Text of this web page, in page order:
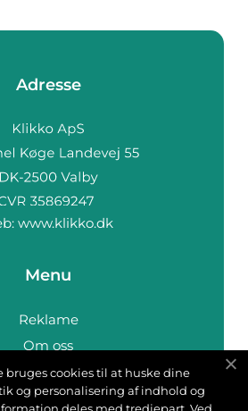
Adresse
www.klikko.dk
Menu
Reklame
Om oss
Cookies
Kontakt Oss
bruges cookies til at huske dine
og personalisering af indhold og